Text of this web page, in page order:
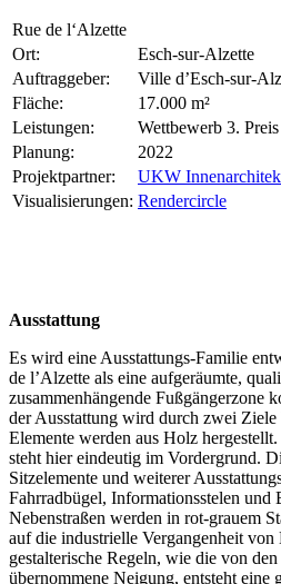
Rue de l‘Alzette
Ort:
Esch-sur-Alzette
Auftraggeber:
Ville d’Esch-sur-
Fläche:
17.000 m²
Leistungen:
Wettbewerb 3. Preis
Planung:
2022
Projektpartner:
UKW
Visualisierungen: Rendercircle
Ausstattung
Es wird eine Ausstattungs-Familie
de l’Alzette als eine aufgeräumte,
zusammenhängende Fußgängerzone
der Ausstattung wird durch zwei Ziele
Elemente werden aus Holz
steht hier eindeutig im Vordergrund.
Sitzelemente und weiterer
Fahrradbügel, Informationsstelen und
Nebenstraßen werden in rot-grauem
auf die industrielle Vergangenheit
gestalterische Regeln, wie die von
übernommene Neigung, entsteht eine